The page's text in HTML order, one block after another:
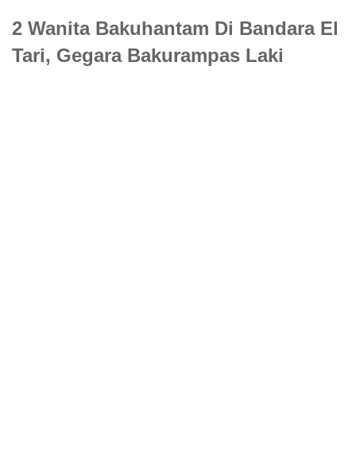
2 Wanita Bakuhantam Di Bandara El
Tari, Gegara Bakurampas Laki